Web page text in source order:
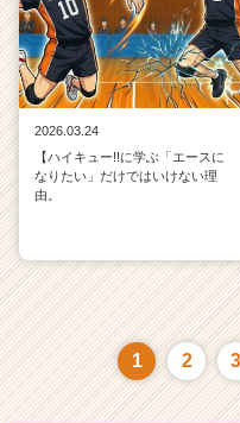
2026.03.24
【ハイキュー!!に学ぶ「エースに
なりたい」だけではいけない理
由。
1 2 3